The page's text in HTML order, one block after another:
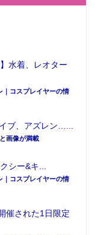
水着、レオター
｜コスプレイヤーの情
ブ、アズレン…...
画像が満載
シー&キ...
｜コスプレイヤーの情
催された1日限定